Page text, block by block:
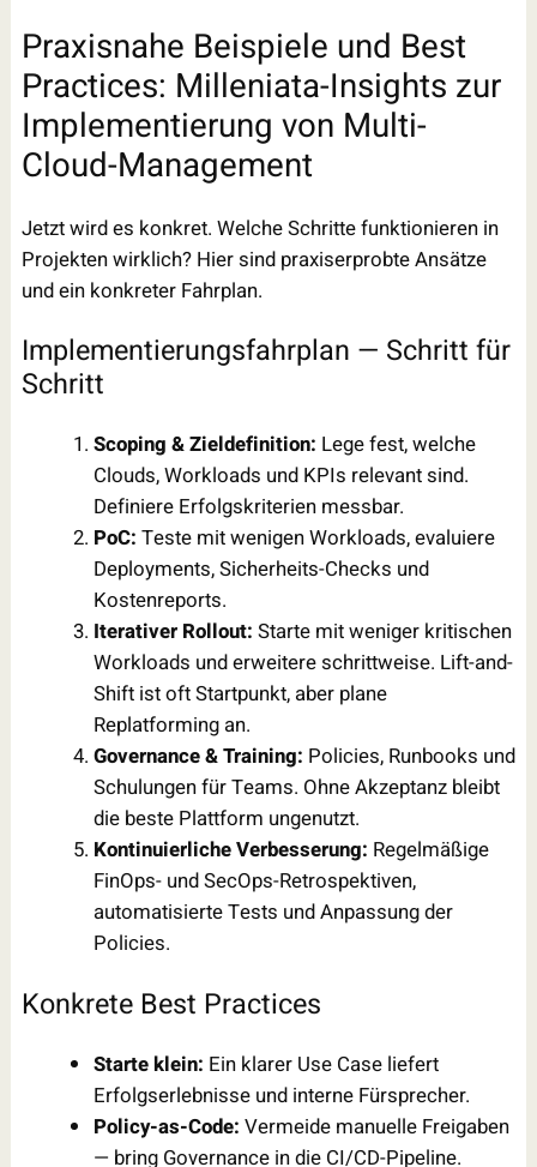
Praxisnahe Beispiele und Best
Practices: Milleniata-Insights zur
Implementierung von Multi-
Cloud-Management
Jetzt wird es konkret. Welche Schritte funktionieren in
Projekten wirklich? Hier sind praxiserprobte Ansätze
und ein konkreter Fahrplan.
Implementierungsfahrplan — Schritt für
Schritt
Scoping & Zieldefinition: Lege fest, welche
Clouds, Workloads und KPIs relevant sind.
Definiere Erfolgskriterien messbar.
PoC: Teste mit wenigen Workloads, evaluiere
Deployments, Sicherheits-Checks und
Kostenreports.
Iterativer Rollout: Starte mit weniger kritischen
Workloads und erweitere schrittweise. Lift-and-
Shift ist oft Startpunkt, aber plane
Replatforming an.
Governance & Training: Policies, Runbooks und
Schulungen für Teams. Ohne Akzeptanz bleibt
die beste Plattform ungenutzt.
Kontinuierliche Verbesserung: Regelmäßige
FinOps- und SecOps-Retrospektiven,
automatisierte Tests und Anpassung der
Policies.
Konkrete Best Practices
Starte klein: Ein klarer Use Case liefert
Erfolgserlebnisse und interne Fürsprecher.
Policy-as-Code: Vermeide manuelle Freigaben
— bring Governance in die CI/CD-Pipeline.